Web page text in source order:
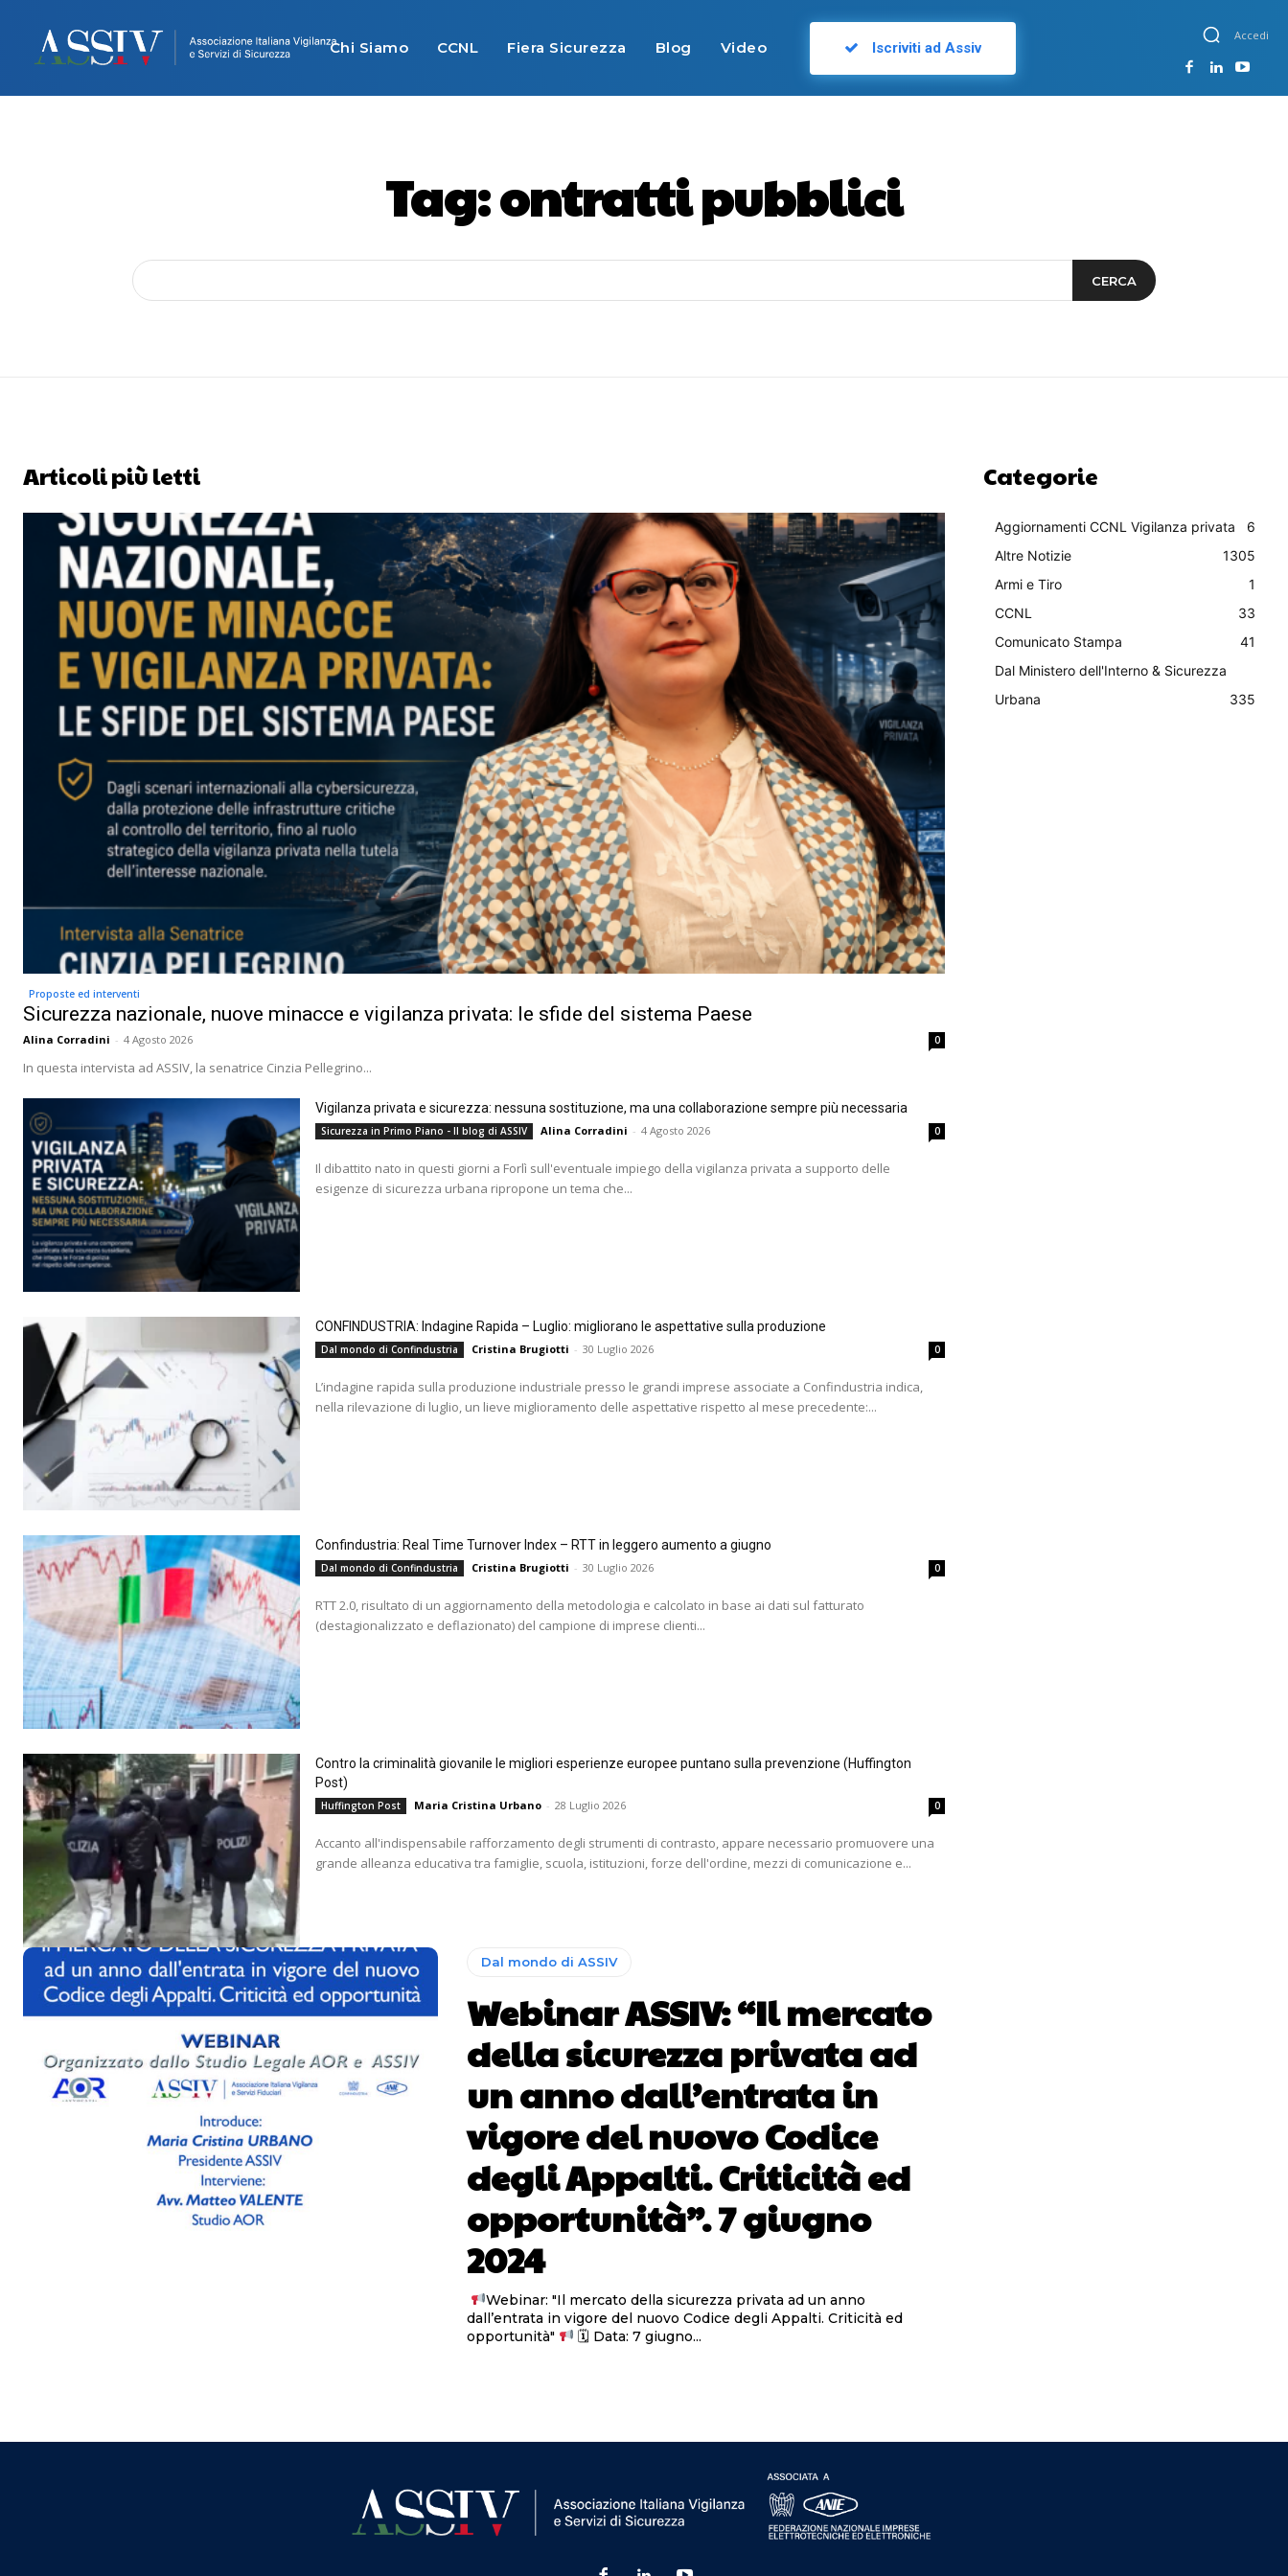
Chi Siamo CCNL Fiera Sicurezza Blog Video Iscriviti ad Assiv
Accedi
Tag:ontratti pubblici
CERCA
Articoli più letti
Proposte ed interventi
Sicurezza nazionale, nuove minacce e vigilanza privata: le sfide del sistema Paese
Alina Corradini - 4 Agosto 2026 0
In questa intervista ad ASSIV, la senatrice Cinzia Pellegrino...
Vigilanza privata e sicurezza: nessuna sostituzione, ma una collaborazione sempre più necessaria
Sicurezza in Primo Piano - Il blog di ASSIV Alina Corradini - 4 Agosto 2026 0
Il dibattito nato in questi giorni a Forlì sull'eventuale impiego della vigilanza privata a supporto delle
esigenze di sicurezza urbana ripropone un tema che...
CONFINDUSTRIA: Indagine Rapida – Luglio: migliorano le aspettative sulla produzione
Dal mondo di Confindustria Cristina Brugiotti - 30 Luglio 2026 0
L’indagine rapida sulla produzione industriale presso le grandi imprese associate a Confindustria indica,
nella rilevazione di luglio, un lieve miglioramento delle aspettative rispetto al mese precedente:...
Confindustria: Real Time Turnover Index – RTT in leggero aumento a giugno
Dal mondo di Confindustria Cristina Brugiotti - 30 Luglio 2026 0
RTT 2.0, risultato di un aggiornamento della metodologia e calcolato in base ai dati sul fatturato
(destagionalizzato e deflazionato) del campione di imprese clienti...
Contro la criminalità giovanile le migliori esperienze europee puntano sulla prevenzione (Huffington
Post)
Huffington Post Maria Cristina Urbano - 28 Luglio 2026 0
Accanto all'indispensabile rafforzamento degli strumenti di contrasto, appare necessario promuovere una
grande alleanza educativa tra famiglie, scuola, istituzioni, forze dell'ordine, mezzi di comunicazione e...
Dal mondo di ASSIV
Webinar ASSIV: “Il mercato
della sicurezza privata ad
un anno dall’entrata in
vigore del nuovo Codice
degli Appalti. Criticità ed
opportunità”. 7 giugno
2024
Webinar: "Il mercato della sicurezza privata ad un anno
dall’entrata in vigore del nuovo Codice degli Appalti. Criticità ed
opportunità"
🗓 Data: 7 giugno...
Categorie
Aggiornamenti CCNL Vigilanza privata
6
Altre Notizie
1305
Armi e Tiro
1
CCNL
33
Comunicato Stampa
41
Dal Ministero dell'Interno & Sicurezza
Urbana
335